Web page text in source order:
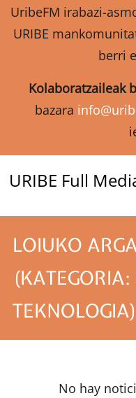
UribeFM irabazi-
URIBE
berri
Kolaboratzaileak
bazara
URIBE Full
LOIUKO
TEKNOLOGIA)
No hay